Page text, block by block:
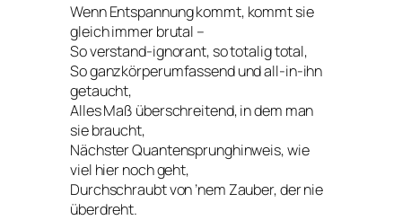
Wenn Entspannung kommt, kommt sie
gleich immer brutal –
So verstand-ignorant, so totalig total,
So ganzkörperumfassend und all-in-ihn
getaucht,
Alles Maß überschreitend, in dem man
sie braucht,
Nächster Quantensprunghinweis, wie
viel hier noch geht,
Durchschraubt von ’nem Zauber, der nie
überdreht.